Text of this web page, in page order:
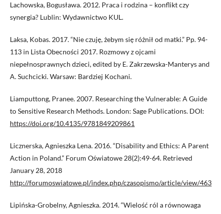
Lachowska, Bogusława. 2012. Praca i rodzina – konflikt czy
synergia? Lublin: Wydawnictwo KUL.
Laksa, Kobas. 2017. “Nie czuję, żebym się różnił od matki.” Pp. 94-
113 in Lista Obecności 2017. Rozmowy z ojcami
niepełnosprawnych dzieci, edited by E. Zakrzewska-Manterys and
A. Suchcicki. Warsaw: Bardziej Kochani.
Liamputtong, Pranee. 2007. Researching the Vulnerable: A Guide
to Sensitive Research Methods. London: Sage Publications. DOI:
https://doi.org/10.4135/9781849209861
Licznerska, Agnieszka Lena. 2016. “Disability and Ethics: A Parent
Action in Poland.” Forum Oświatowe 28(2):49-64. Retrieved
January 28, 2018
http://forumoswiatowe.pl/index.php/czasopismo/article/view/463
Lipińska-Grobelny, Agnieszka. 2014. “Wielość ról a równowaga